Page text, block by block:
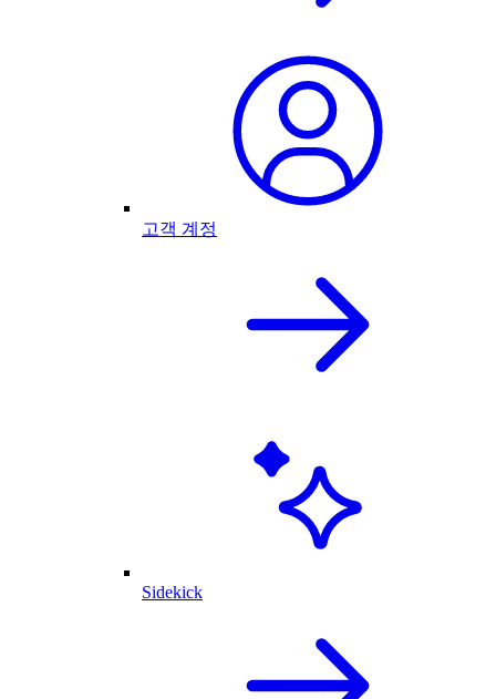
고객 계정
Sidekick